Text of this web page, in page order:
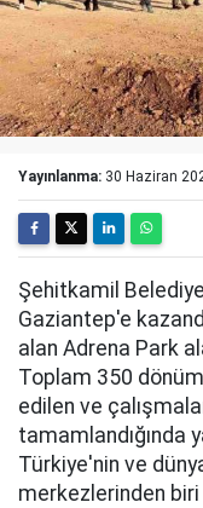
Yayınlanma: 30 Haziran
Şehitkamil
Gaziantep'e
alan Adrena Park
Toplam 350
edilen ve
tamamlandığında
Türkiye'nin ve
merkezlerinden biri